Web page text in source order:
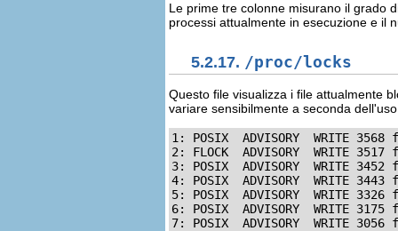
Le prime tre colonne misurano il grado
processi attualmente in esecuzione e il
5.2.17. /proc/locks
Questo file visualizza i file attualmente
variare sensibilmente a seconda
1: POSIX  ADVISORY  WRITE
2: FLOCK  ADVISORY  WRITE
3: POSIX  ADVISORY  WRITE
4: POSIX  ADVISORY  WRITE 3443
5: POSIX  ADVISORY  WRITE
6: POSIX  ADVISORY  WRITE
7: POSIX  ADVISORY  WRITE